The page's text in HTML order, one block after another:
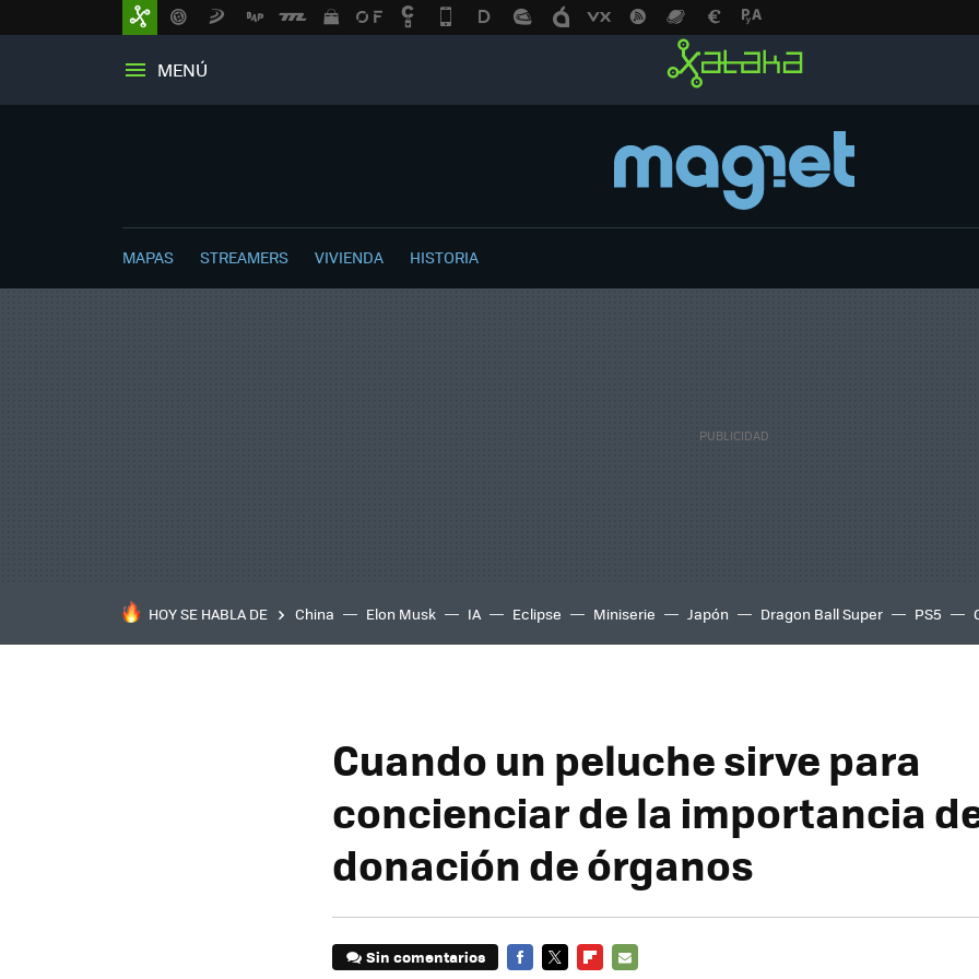
MENÚ
MAPAS STREAMERS VIVIENDA HISTORIA
HOY SE HABLA DE China Elon Musk IA Eclipse Miniserie Japón Dragon Ball Super PS5
Cuando un peluche sirve para
concienciar de la importancia
donación de órganos
Sin comentarios